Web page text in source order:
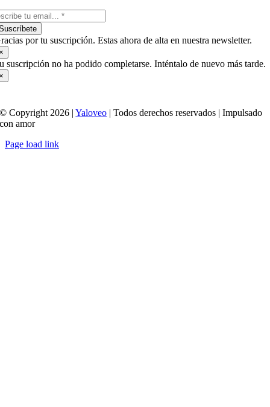
por tu suscripción. Estas ahora de alta en nuestra newsletter.
suscripción no ha podido completarse. Inténtalo de nuevo más tarde.
© Copyright 2026 |Yaloveo | Todos derechos reservados | Impulsado
con amor
Page load link